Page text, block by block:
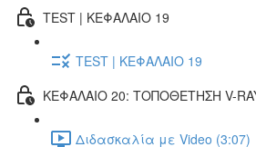
TEST | ΚΕΦΑΛΑΙΟ 19
TEST | ΚΕΦΑΛΑΙΟ 19
ΚΕΦΑΛΑΙΟ 20: ΤΟΠΟΘΕΤΗΣΗ V-
Διδασκαλία με Video (3:07)